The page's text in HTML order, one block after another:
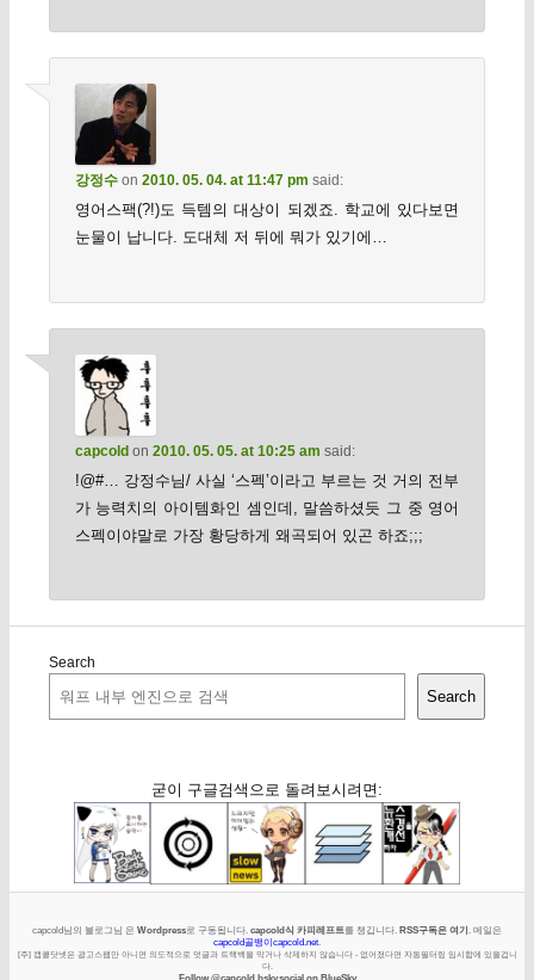
강정수on 2010. 05. 04. at 11:47 pm said:
영어스팩(?!)도 득템의 대상이 되겠죠. 학교에 있다보면
눈물이 납니다. 도대체 저 뒤에 뭐가 있기에…
capcoldon 2010. 05. 05. at 10:25 am said:
!@#… 강정수님/ 사실 ‘스펙’이라고 부르는 것 거의 전부
가 능력치의 아이템화인 셈인데, 말씀하셨듯 그 중 영어
스펙이야말로 가장 황당하게 왜곡되어 있곤 하죠;;;
Search
Search
굳이 구글검색으로 돌려보시려면:
capcold님의 블로그님 은 Wordpress로 구동됩니다. capcold식 카피레프트를 챙깁니다. RSS구독은 여기. 메일은
capcold골뱅이capcold.net.
[주] 캡콜닷넷은 광고스팸만 아니면 의도적으로 덧글과 트랙백을 막거나 삭제하지 않습니다 - 없어졌다면 자동필터링 임시함에 있을겁니
다.